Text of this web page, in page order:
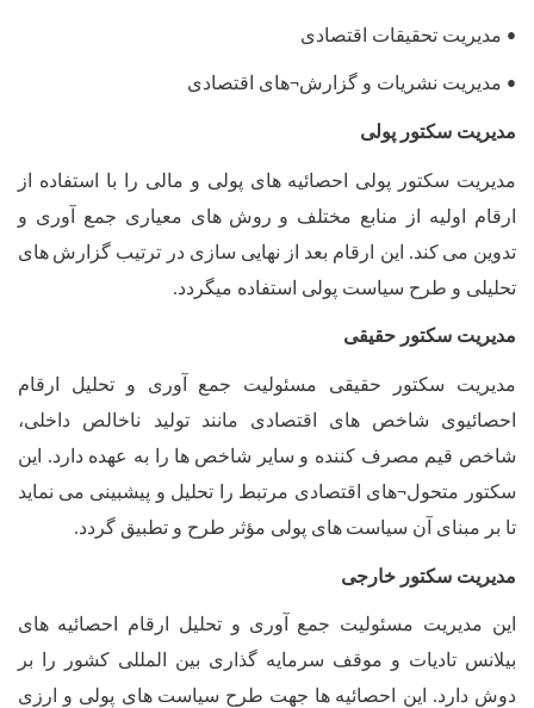
• مدیریت تحقیقات اقتصادی
• مدیریت نشریات و گزارش¬های اقتصادی
مدیریت سکتور پولی
مدیریت سکتور پولی احصائیه های پولی و مالی را با استفاده از
ارقام اولیه از منابع مختلف و روش های معیاری جمع آوری و
تدوین می کند. این ارقام بعد از نهایی سازی در ترتیب گزارش های
تحلیلی و طرح سیاست پولی استفاده میگردد.
مدیریت سکتور حقیقی
مدیریت سکتور حقیقی مسئولیت جمع
آوری و تحلیل ارقام
احصائیوی شاخص
های اقتصادی مانند تولید ناخالص داخلی،
شاخص قیم مصرف کننده و سایر شاخص ها را به عهده دارد. این
سکتور متحول¬های اقتصادی مرتبط را تحلیل و پیشبینی می نماید
تا بر مبنای آن سیاست های پولی مؤثر طرح و تطبیق گردد.
مدیریت سکتور خارجی
اين مدیریت مسئولیت جمع آوری و تحلیل ارقام احصائيه های
بیلانس تادیات و موقف سرمایه گذاری بین المللی کشور را بر
دوش دارد. این احصائیه ها جهت طرح سياست های پولی و ارزی